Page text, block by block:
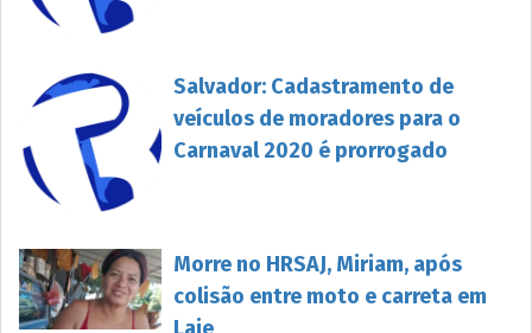
Salvador: Cadastramento de
veículos de moradores para o
Carnaval 2020 é prorrogado
Morre no HRSAJ, Miriam, após
colisão entre moto e carreta em